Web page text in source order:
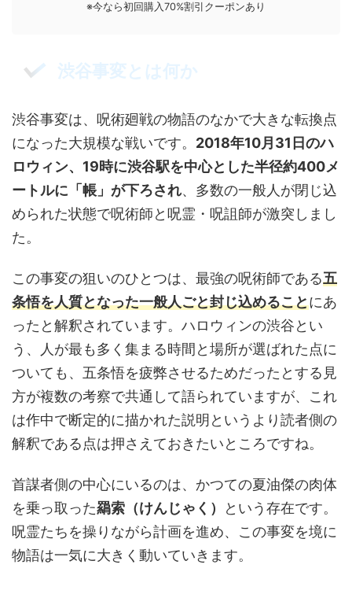
※今なら初回購入70%割引クーポンあり
渋谷事変とは何か
渋谷事変は、呪術廻戦の物語のなかで大きな転換点
になった大規模な戦いです。 2018年10月31日のハ
ロウィン、19時に渋谷駅を中心とした半径約400メ
ートルに「帳」が下ろされ、多数の一般人が閉じ込
められた状態で呪術師と呪霊・呪詛師が激突しまし
た。
この事変の狙いのひとつは、最強の呪術師である五
条悟を人質となった一般人ごと封じ込めることにあ
ったと解釈されています。ハロウィンの渋谷とい
う、人が最も多く集まる時間と場所が選ばれた点に
ついても、五条悟を疲弊させるためだったとする見
方が複数の考察で共通して語られていますが、これ
は作中で断定的に描かれた説明というより読者側の
解釈である点は押さえておきたいところですね。
首謀者側の中心にいるのは、かつての夏油傑の肉体
を乗っ取った羂索（けんじゃく）
という存在です。
呪霊たちを操りながら計画を進め、この事変を境に
物語は一気に大きく動いていきます。